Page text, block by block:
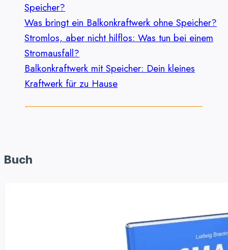
Speicher?
Was bringt ein Balkonkraftwerk ohne Speicher?
Stromlos, aber nicht hilflos: Was tun bei einem
Stromausfall?
Balkonkraftwerk mit Speicher: Dein kleines
Kraftwerk für zu Hause
Buch